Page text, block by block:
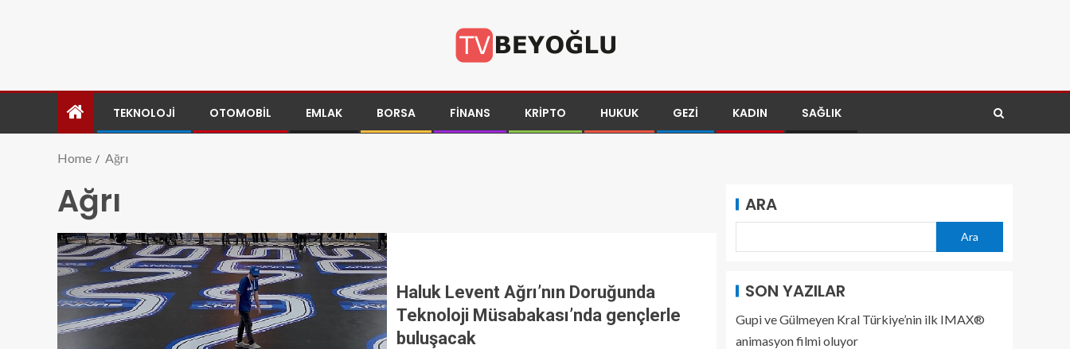
TEKNOLOJI OTOMOBIL EMLAK BORSA FINANS KRIPTO HUKUK GEZI KADIN SAĞLIK
Home Ağrı
Ağrı
Haluk Levent Ağrı’nın Doruğunda
Teknoloji Müsabakası’nda gençlerle
buluşacak
ARA
Ara
SON YAZILAR
Gupi ve Gülmeyen Kral Türkiye’nin ilk IMAX®
animasyon filmi oluyor